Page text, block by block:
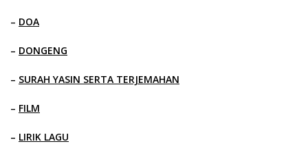
– DOA
– DONGENG
– SURAH YASIN SERTA TERJEMAHAN
– FILM
– LIRIK LAGU